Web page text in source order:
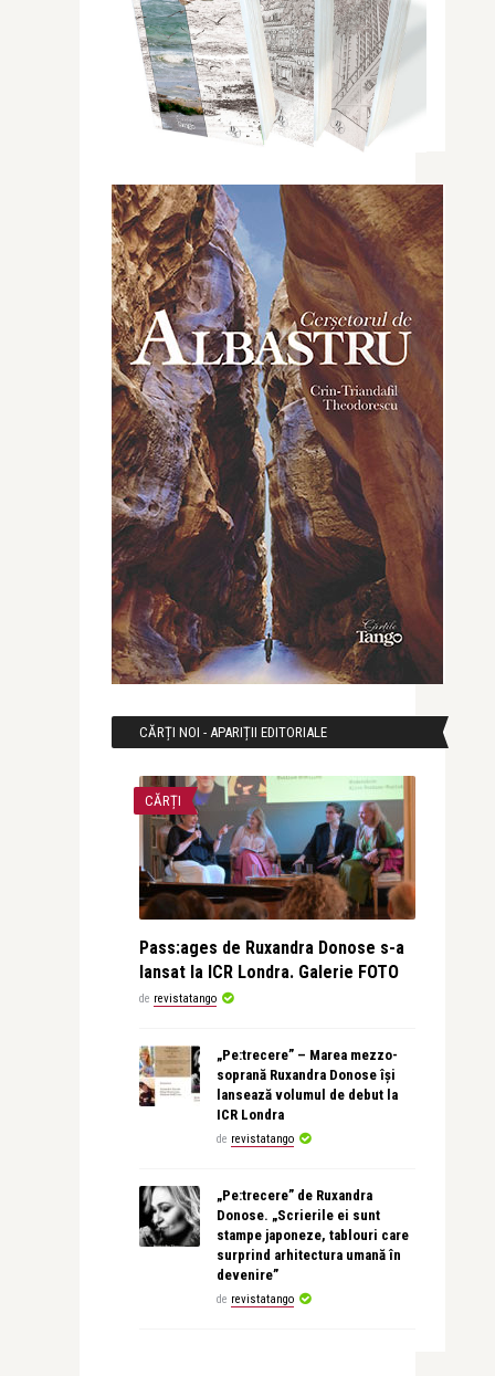
CĂRȚI NOI - APARIȚII EDITORIALE
CĂRȚI
Pass:ages de Ruxandra Donose s-a
lansat la ICR Londra. Galerie FOTO
de revistatango
„Pe:trecere” – Marea mezzo-
soprană Ruxandra Donose își
lansează volumul de debut la
ICR Londra
de revistatango
„Pe:trecere” de Ruxandra
Donose. „Scrierile ei sunt
stampe japoneze, tablouri care
surprind arhitectura umană în
devenire”
de revistatango